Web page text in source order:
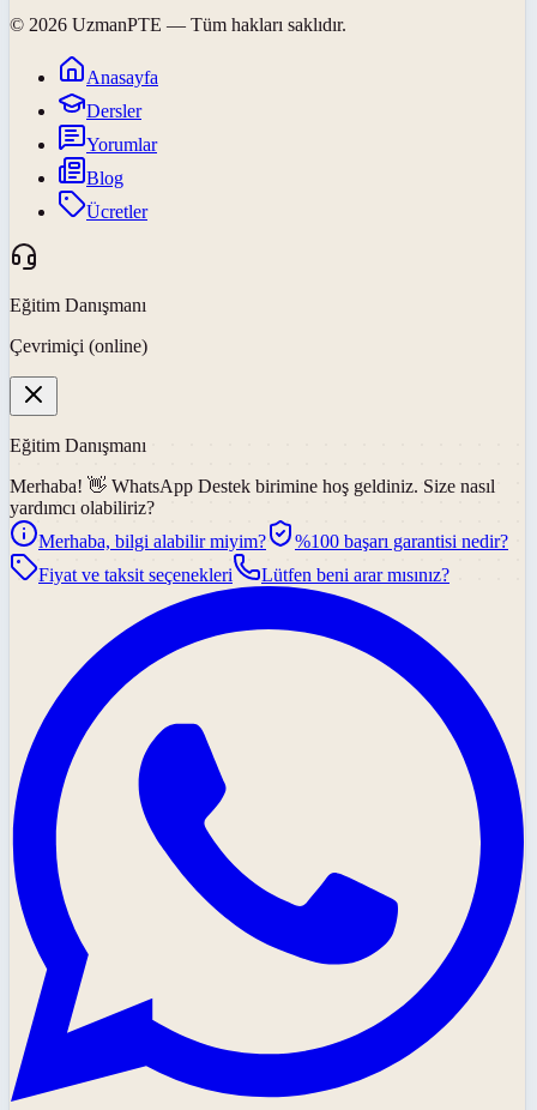
© 2026 UzmanPTE — Tüm hakları saklıdır.
Anasayfa
Dersler
Yorumlar
Blog
Ücretler
Eğitim Danışmanı
Çevrimiçi (online)
Eğitim Danışmanı
Merhaba! 👋 WhatsApp Destek birimine hoş geldiniz. Size nasıl
yardımcı olabiliriz?
Merhaba, bilgi alabilir miyim?
%100 başarı garantisi nedir?
Fiyat ve taksit seçenekleri
Lütfen beni arar mısınız?